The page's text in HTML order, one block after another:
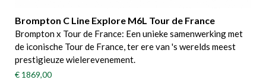
Brompton C Line Explore M6L Tour de France
Brompton x Tour de France: Een unieke samenwerking met
de iconische Tour de France, ter ere van 's werelds meest
prestigieuze wielerevenement.
€ 1869,00